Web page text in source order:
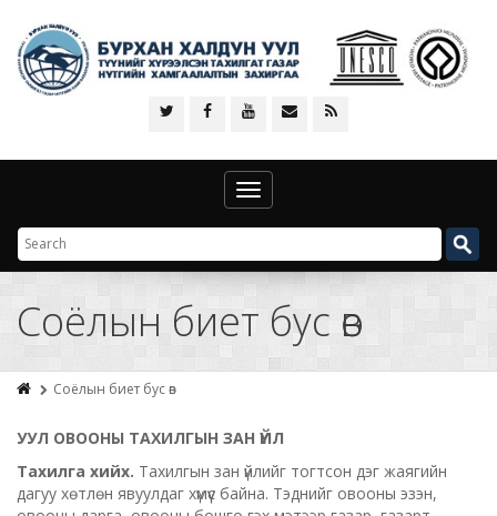
Toggle
navigation
Соёлын биет бус өв
Соёлын биет бус өв
УУЛ ОВООНЫ ТАХИЛГЫН ЗАН ҮЙЛ
Тахилга хийх. Тахилгын зан үйлийг тогтсон дэг жаягийн
дагуу хөтлөн явуулдаг хүмүүс байна. Тэднийг овооны эзэн,